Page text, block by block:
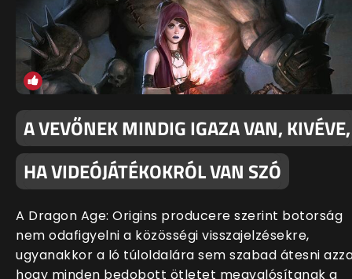
A VEVŐNEK MINDIG IGAZA VAN, KIVÉVE,
HA VIDEÓJÁTÉKOKRÓL VAN SZÓ
A Dragon Age: Origins producere szerint botorság
nem odafigyelni a közösségi visszajelzésekre,
ugyanakkor a ló túloldalára sem szabad átesni
hogy minden bedobott ötletet megvalósítanak a